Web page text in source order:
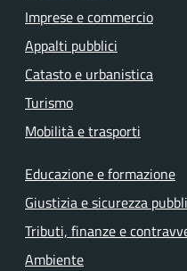
Imprese e commercio
Appalti pubblici
Catasto e urbanistica
Turismo
Mobilità e trasporti
Educazione e formazione
Giustizia e sicurezza
Tributi, finanze e
Ambiente